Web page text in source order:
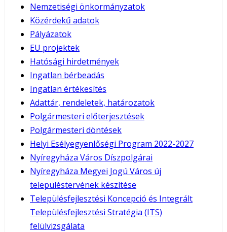
Nemzetiségi önkormányzatok
Közérdekű adatok
Pályázatok
EU projektek
Hatósági hirdetmények
Ingatlan bérbeadás
Ingatlan értékesítés
Adattár, rendeletek, határozatok
Polgármesteri előterjesztések
Polgármesteri döntések
Helyi Esélyegyenlőségi Program 2022-2027
Nyíregyháza Város Díszpolgárai
Nyíregyháza Megyei Jogú Város új
településtervének készítése
Településfejlesztési Koncepció és Integrált
Településfejlesztési Stratégia (ITS)
felülvizsgálata